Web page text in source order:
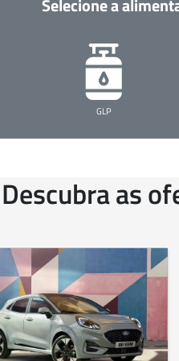
Selecione a
GLP
Descubra as
NOVO FORD E-TRANSIT FORD RANGER
PROMO